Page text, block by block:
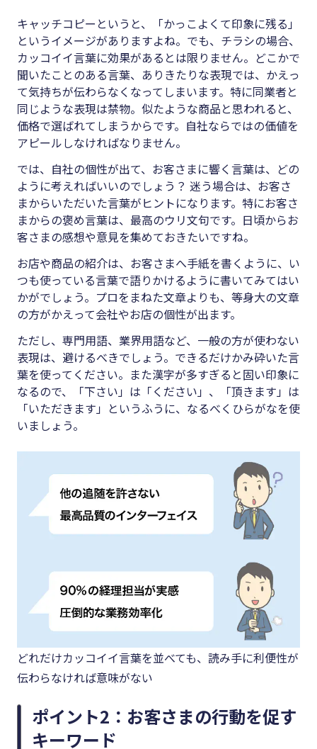
キャッチコピーというと、「かっこよくて印象に残る」
というイメージがありますよね。でも、チラシの場合、
カッコイイ言葉に効果があるとは限りません。どこかで
聞いたことのある言葉、ありきたりな表現では、かえっ
て気持ちが伝わらなくなってしまいます。特に同業者と
同じような表現は禁物。似たような商品と思われると、
価格で選ばれてしまうからです。自社ならではの価値を
アピールしなければなりません。
では、自社の個性が出て、お客さまに響く言葉は、どの
ように考えればいいのでしょう？ 迷う場合は、お客さ
まからいただいた言葉がヒントになります。特にお客さ
まからの褒め言葉は、最高のウリ文句です。日頃からお
客さまの感想や意見を集めておきたいですね。
お店や商品の紹介は、お客さまへ手紙を書くように、い
つも使っている言葉で語りかけるように書いてみてはい
かがでしょう。プロをまねた文章よりも、等身大の文章
の方がかえって会社やお店の個性が出ます。
ただし、専門用語、業界用語など、一般の方が使わない
表現は、避けるべきでしょう。できるだけかみ砕いた言
葉を使ってください。また漢字が多すぎると固い印象に
なるので、「下さい」は「ください」、「頂きます」は
「いただきます」というふうに、なるべくひらがなを使
いましょう。
どれだけカッコイイ言葉を並べても、読み手に利便性が
伝わらなければ意味がない
ポイント2：お客さまの行動を促す
キーワード